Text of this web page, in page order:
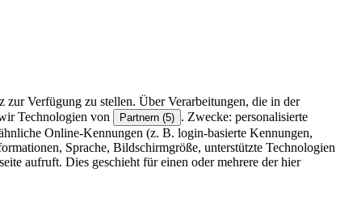
Verfügung zu stellen. Über Verarbeitungen, die in der
Technologien von Partnern (5) . Zwecke: personalisierte
Online-Kennungen (z. B. login-basierte Kennungen,
Sprache, Bildschirmgröße, unterstützte Technologien
aufruft. Dies geschieht für einen oder mehrere der hier